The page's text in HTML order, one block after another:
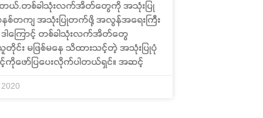
တယ်.တစ်ခါသုံးလက်အိတ်တွေကို အသုံးပြု
နစ်တကျ အသုံးပြုတက်ဖို့ အလွန်အရေးကြီး
ဒါကြောင့် တစ်ခါသုံးလက်အိတ်တွေ
တိုင်း မဖြစ်မနေ သိထားသင့်တဲ့ အသုံးပြုပုံ
ဖော်ပြပေးလိုက်ပါတယ်ရှင်။ အဆင့်